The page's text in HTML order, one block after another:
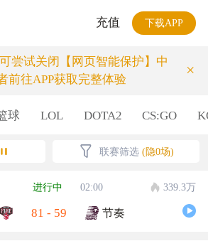
充值 下载APP
尝试关闭【网页智能保护】中
前往APP获取完整体验
×
球 LOL DOTA2 CS:GO
联赛筛选 (隐0场)
进行中 02:00 339.3万
81 - 59 节奏